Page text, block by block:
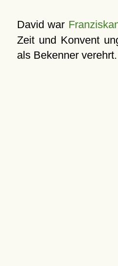
David war
Zeit und Konvent
als Bekenner verehrt.